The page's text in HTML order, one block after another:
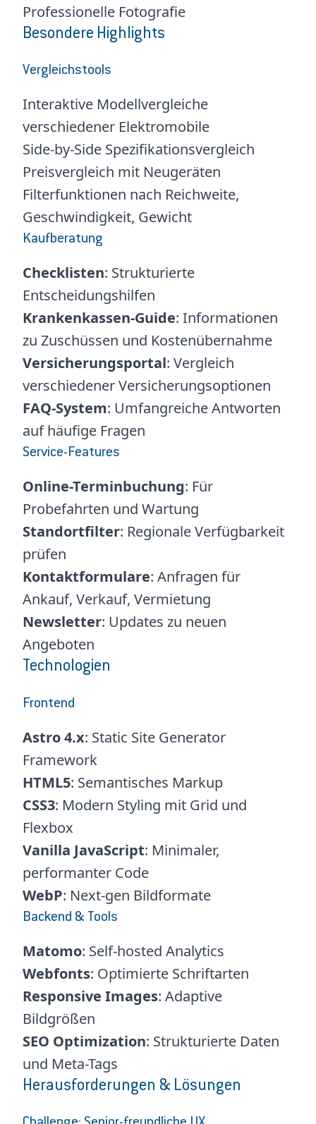
Professionelle Fotografie
Besondere Highlights
Vergleichstools
Interaktive Modellvergleiche
verschiedener Elektromobile
Side-by-Side Spezifikationsvergleich
Preisvergleich mit Neugeräten
Filterfunktionen nach Reichweite,
Geschwindigkeit, Gewicht
Kaufberatung
Checklisten: Strukturierte
Entscheidungshilfen
Krankenkassen-Guide: Informationen
zu Zuschüssen und Kostenübernahme
Versicherungsportal: Vergleich
verschiedener Versicherungsoptionen
FAQ-System: Umfangreiche Antworten
auf häufige Fragen
Service-Features
Online-Terminbuchung: Für
Probefahrten und Wartung
Standortfilter: Regionale Verfügbarkeit
prüfen
Kontaktformulare: Anfragen für
Ankauf, Verkauf, Vermietung
Newsletter: Updates zu neuen
Angeboten
Technologien
Frontend
Astro 4.x: Static Site Generator
Framework
HTML5: Semantisches Markup
CSS3: Modern Styling mit Grid und
Flexbox
Vanilla JavaScript: Minimaler,
performanter Code
WebP: Next-gen Bildformate
Backend & Tools
Matomo: Self-hosted Analytics
Webfonts: Optimierte Schriftarten
Responsive Images: Adaptive
Bildgrößen
SEO Optimization: Strukturierte Daten
und Meta-Tags
Herausforderungen & Lösungen